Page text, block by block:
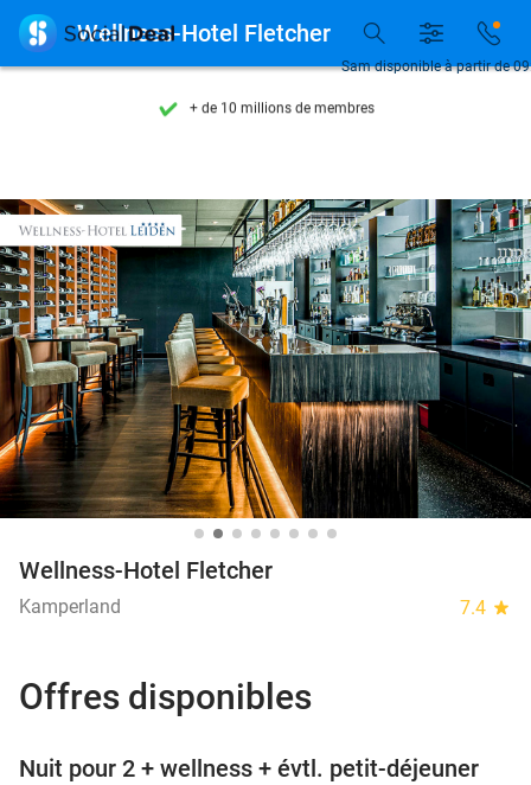
Disponible 7 jours par semaine
+ de 10 millions de membres
Disponible 7 jours par semaine
+ de 10 millions de membres
Sam disponible à partir de
 Wellness-Hotel Fletcher
Wellness-Hotel Fletcher
Kamperland 7.4 star
Offres disponibles
Nuit pour 2 + wellness + évtl. petit-déjeuner